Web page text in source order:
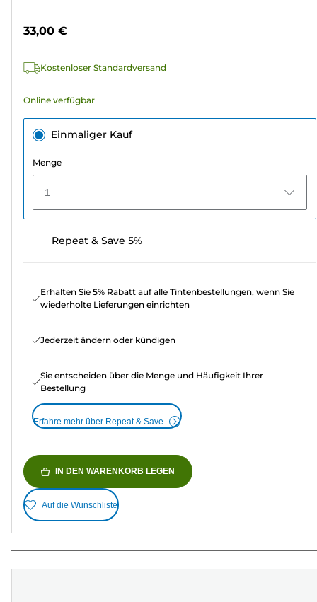
33,00 €
Kostenloser Standardversand
Online verfügbar
Einmaliger Kauf
Menge
1
Repeat & Save 5%
Erhalten Sie 5% Rabatt auf alle Tintenbestellungen, wenn Sie
wiederholte Lieferungen einrichten
Jederzeit ändern oder kündigen
Sie entscheiden über die Menge und Häufigkeit Ihrer
Bestellung
Erfahre mehr über Repeat & Save
IN DEN WARENKORB LEGEN
Auf die Wunschliste